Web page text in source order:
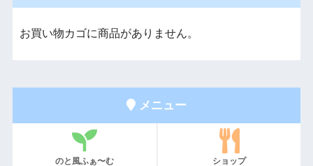
お買い物カゴに商品がありません。
メニュー
のと風ふぁ〜む ショップ